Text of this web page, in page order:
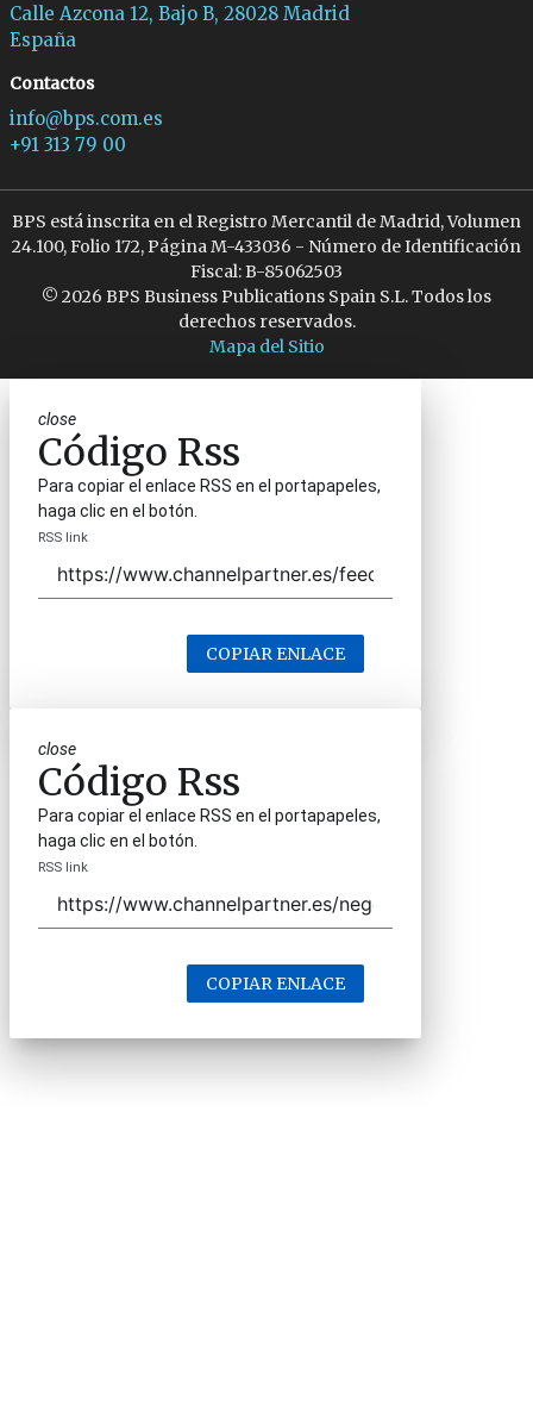
Calle Azcona 12, Bajo B, 28028 Madrid
España
Contactos
info@bps.com.es
+91 313 79 00
BPS está inscrita en el Registro Mercantil de Madrid, Volumen
24.100, Folio 172, Página M-433036 - Número de Identificación
Fiscal: B-85062503
© 2026 BPS Business Publications Spain S.L. Todos los
derechos reservados.
Mapa del Sitio
close
Código Rss
Para copiar el enlace RSS en el portapapeles,
haga clic en el botón.
RSS link
COPIAR ENLACE
close
Código Rss
Para copiar el enlace RSS en el portapapeles,
haga clic en el botón.
RSS link
COPIAR ENLACE